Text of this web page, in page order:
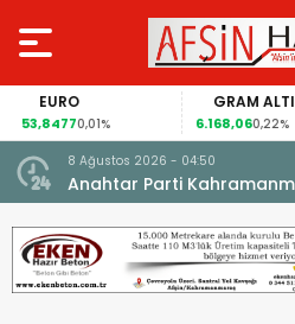
EURO
53,84770,01%
GRAM
6.168,060,22%
8 Ağustos 2026 - 04:50
Anahtar Parti
Afşin Teşkilatı ile buluştu.